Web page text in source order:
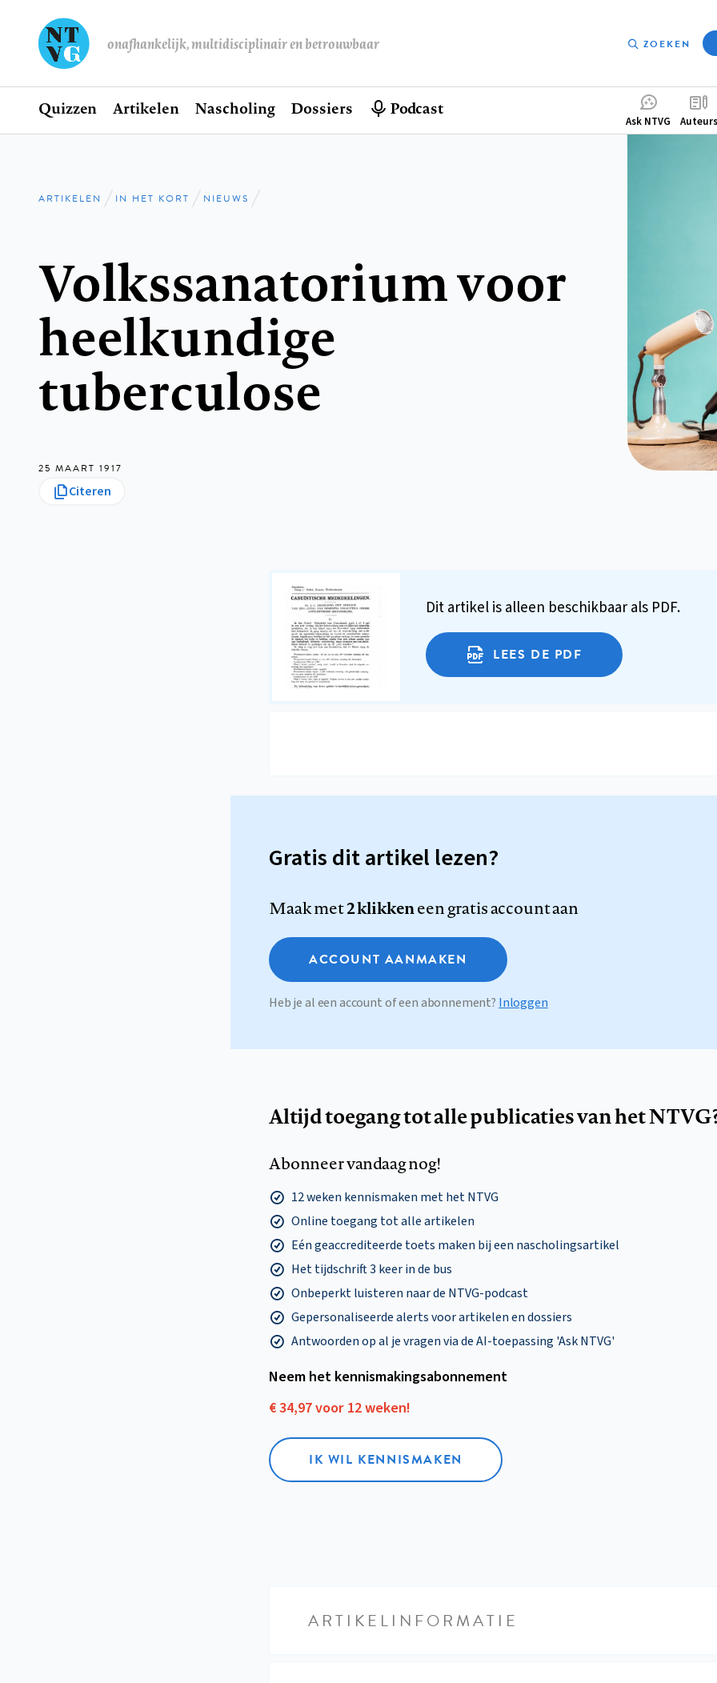
onafhankelijk, multidisciplinair en betrouwbaar ZOEKEN
Hoofdnavigatie
Home
Quizzen Artikelen Nascholing Dossiers Podcast
Ask NTVG Auteurs
Kruimelpad
ARTIKELEN IN HET KORT NIEUWS
Volkssanatorium voor
heelkundige
tuberculose
25 MAART 1917
Citeren
Dit artikel is alleen beschikbaar als PDF.
LEES DE PDF
Gratis dit artikel lezen?
Maak met2 klikkeneen gratis account aan
ACCOUNT AANMAKEN
Heb je al een account of een abonnement? Inloggen
Altijd toegang tot alle publicaties van het
Abonneer vandaag nog!
12 weken kennismaken met het NTVG
Online toegang tot alle artikelen
Eén geaccrediteerde toets maken bij een nascholingsartikel
Het tijdschrift 3 keer in de bus
Onbeperkt luisteren naar de NTVG-podcast
Gepersonaliseerde alerts voor artikelen en dossiers
Antwoorden op al je vragen via de AI-toepassing 'Ask NTVG'
Neem het kennismakings­abonnement
€ 34,97 voor 12 weken!
IK WIL KENNISMAKEN
ARTIKELINFORMATIE